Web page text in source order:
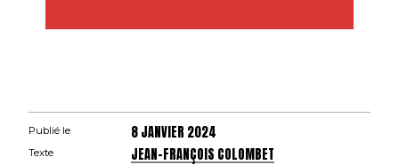
Publié le 8 JANVIER 2024
Texte JEAN-FRANÇOIS COLOMBET